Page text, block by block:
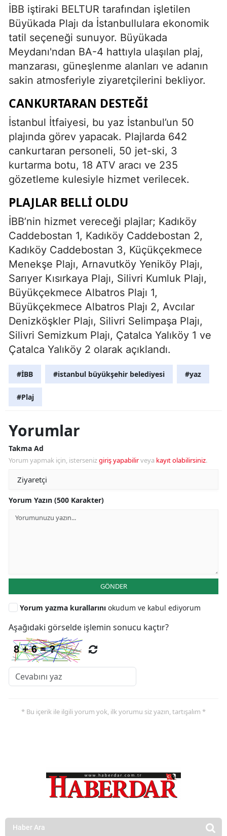
İBB iştiraki BELTUR tarafından işletilen
Büyükada Plajı da İstanbullulara ekonomik
tatil seçeneği sunuyor. Büyükada
Meydanı'ndan BA-4 hattıyla ulaşılan plaj,
manzarası, güneşlenme alanları ve adanın
sakin atmosferiyle ziyaretçilerini bekliyor.
CANKURTARAN DESTEĞI
İstanbul İtfaiyesi, bu yaz İstanbul’un 50
plajında görev yapacak. Plajlarda 642
cankurtaran personeli, 50 jet-ski, 3
kurtarma botu, 18 ATV aracı ve 235
gözetleme kulesiyle hizmet verilecek.
PLAJLAR BELLI OLDU
İBB’nin hizmet vereceği plajlar; Kadıköy
Caddebostan 1, Kadıköy Caddebostan 2,
Kadıköy Caddebostan 3, Küçükçekmece
Menekşe Plajı, Arnavutköy Yeniköy Plajı,
Sarıyer Kısırkaya Plajı, Silivri Kumluk Plajı,
Büyükçekmece Albatros Plajı 1,
Büyükçekmece Albatros Plajı 2, Avcılar
Denizköşkler Plajı, Silivri Selimpaşa Plajı,
Silivri Semizkum Plajı, Çatalca Yalıköy 1 ve
Çatalca Yalıköy 2 olarak açıklandı.
#İBB #istanbul büyükşehir belediyesi #yaz
#Plaj
Yorumlar
Takma Ad
Yorum yapmak için, istersenizgiriş yapabilirveya kayıt olabilirsiniz.
Yorum Yazın (500 Karakter)
GÖNDER
Yorum yazma kurallarını okudum ve kabul ediyorum
Aşağıdaki görselde işlemin sonucu kaçtır?
* Bu içerik ile ilgili yorum yok, ilk yorumu siz yazın, tartışalım *